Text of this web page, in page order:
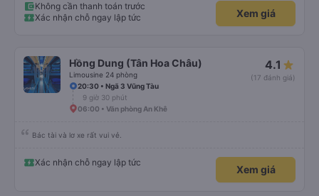
Không cần thanh toán trước
Xác nhận chỗ ngay lập tức
Xem giá
Hồng Dung (Tân Hoa Châu)
Limousine 24 phòng
4.1
(17 đánh giá)
20:30 • Ngã 3 Vũng Tàu
9 giờ 30 phút
06:00 • Văn phòng An Khê
Bác tài và lơ xe rất vui vẻ.
Xác nhận chỗ ngay lập tức
Xem giá